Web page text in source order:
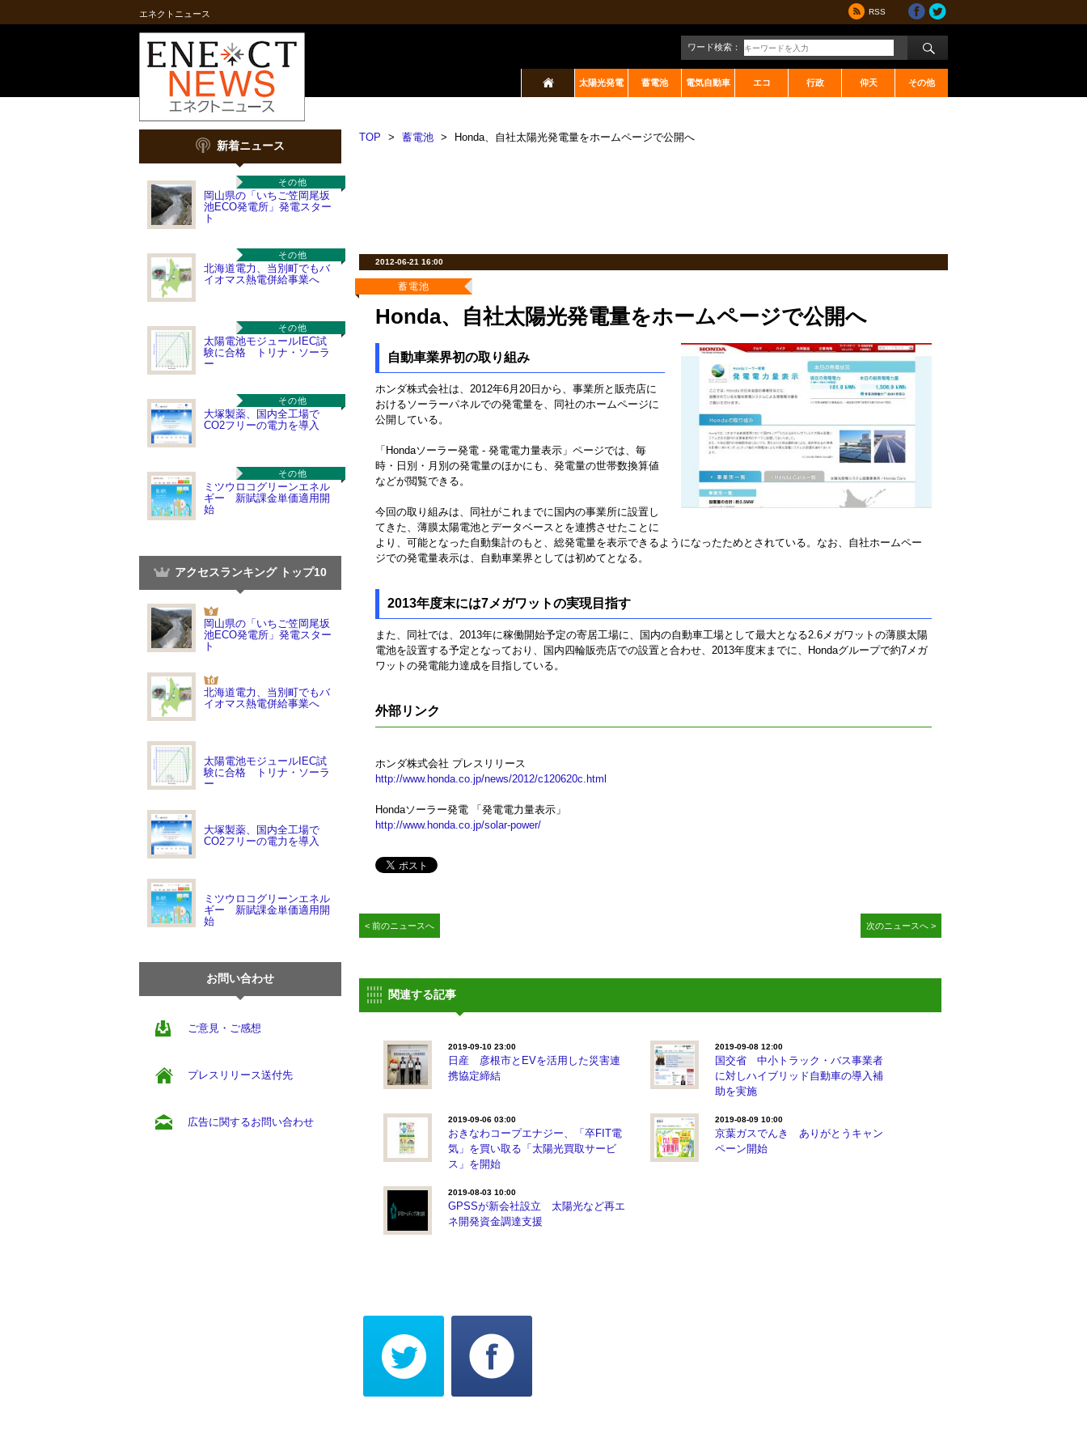
エネクトニュース RSS
ワード検索：
太陽光発電 蓄電池 電気自動車 エコ 行政 仰天 その他
新着ニュース
その他
岡山県の「いちご笠岡尾坂
池ECO発電所」発電スター
ト
その他
北海道電力、当別町でもバ
イオマス熱電併給事業へ
その他
太陽電池モジュールIEC試
験に合格 トリナ・ソーラ
ー
その他
大塚製薬、国内全工場で
CO2フリーの電力を導入
その他
ミツウロコグリーンエネル
ギー 新賦課金単価適用開
始
アクセスランキング トップ10
岡山県の「いちご笠岡尾坂
池ECO発電所」発電スター
ト
北海道電力、当別町でもバ
イオマス熱電併給事業へ
太陽電池モジュールIEC試
験に合格 トリナ・ソーラ
ー
大塚製薬、国内全工場で
CO2フリーの電力を導入
ミツウロコグリーンエネル
ギー 新賦課金単価適用開
始
お問い合わせ
ご意見・ご感想
プレスリリース送付先
広告に関するお問い合わせ
TOP > 蓄電池 > Honda、自社太陽光発電量をホームページで公開へ
2012-06-21 16:00
蓄電池
Honda、自社太陽光発電量をホームページで公開へ
自動車業界初の取り組み
ホンダ株式会社は、2012年6月20日から、事業所と販売店に
おけるソーラーパネルでの発電量を、同社のホームページに
公開している。
「Hondaソーラー発電 - 発電電力量表示」ページでは、毎
時・日別・月別の発電量のほかにも、発電量の世帯数換算値
などが閲覧できる。
今回の取り組みは、同社がこれまでに国内の事業所に設置し
てきた、薄膜太陽電池とデータベースとを連携させたことに
より、可能となった自動集計のもと、総発電量を表示できるようになったためとされている。なお、自社ホームペー
ジでの発電量表示は、自動車業界としては初めてとなる。
2013年度末には7メガワットの実現目指す
また、同社では、2013年に稼働開始予定の寄居工場に、国内の自動車工場として最大となる2.6メガワットの薄膜太陽
電池を設置する予定となっており、国内四輪販売店での設置と合わせ、2013年度末までに、Hondaグループで約7メガ
ワットの発電能力達成を目指している。
外部リンク
ホンダ株式会社 プレスリリース
http://www.honda.co.jp/news/2012/c120620c.html
Hondaソーラー発電 「発電電力量表示」
http://www.honda.co.jp/solar-power/
< 前のニュースへ 次のニュースへ >
関連する記事
2019-09-10 23:00
日産 彦根市とEVを活用した災害連
携協定締結
2019-09-08 12:00
国交省 中小トラック・バス事業者
に対しハイブリッド自動車の導入補
助を実施
2019-09-06 03:00
おきなわコープエナジー、「卒FIT電
気」を買い取る「太陽光買取サービ
ス」を開始
2019-08-09 10:00
京葉ガスでんき ありがとうキャン
ペーン開始
2019-08-03 10:00
GPSSが新会社設立 太陽光など再エ
ネ開発資金調達支援